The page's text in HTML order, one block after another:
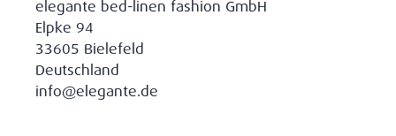
elegante bed-linen fashion GmbH
Elpke 94
33605 Bielefeld
Deutschland
info@elegante.de